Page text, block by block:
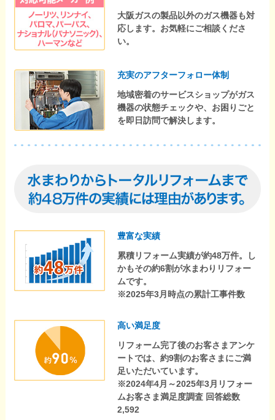
大阪ガスの製品以外のガス機器も対
応します。お気軽にご相談くださ
い。
充実のアフターフォロー体制
地域密着のサービスショップがガス
機器の状態チェックや、お困りごと
を即日訪問で解決します。
豊富な実績
累積リフォーム実績が約48万件。し
かもその約6割が水まわりリフォー
ムです。
※2025年3月時点の累計工事件数
高い満足度
リフォーム完了後のお客さまアンケ
ートでは、約9割のお客さまにご満
足いただいています。
※2024年4月～2025年3月リフォー
ムお客さま満足度調査 回答総数
2,592